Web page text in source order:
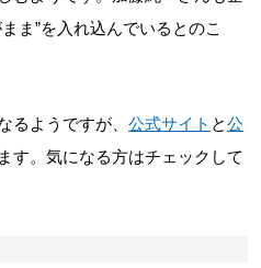
ま”を入れ込んでいるとのこ
るようですが、 公式サイト と公
す。気になる方はチェックして